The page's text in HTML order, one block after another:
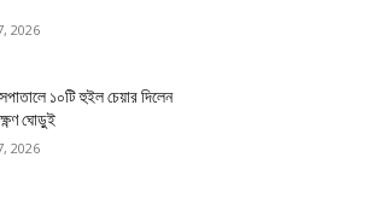
2026
১০টি হুইল চেয়ার দিলেন
ঘোড়ুই
2026